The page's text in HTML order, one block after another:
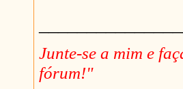
Junte-se a mim e
fórum!"